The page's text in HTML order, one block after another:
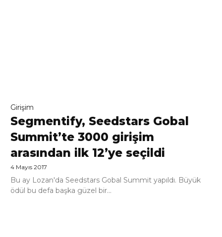
Girişim
Segmentify, Seedstars Gobal
Summit’te 3000 girişim
arasından ilk 12’ye seçildi
4 Mayıs 2017
Bu ay Lozan'da Seedstars Gobal Summit yapıldı. Büyük
ödül bu defa başka güzel bir...